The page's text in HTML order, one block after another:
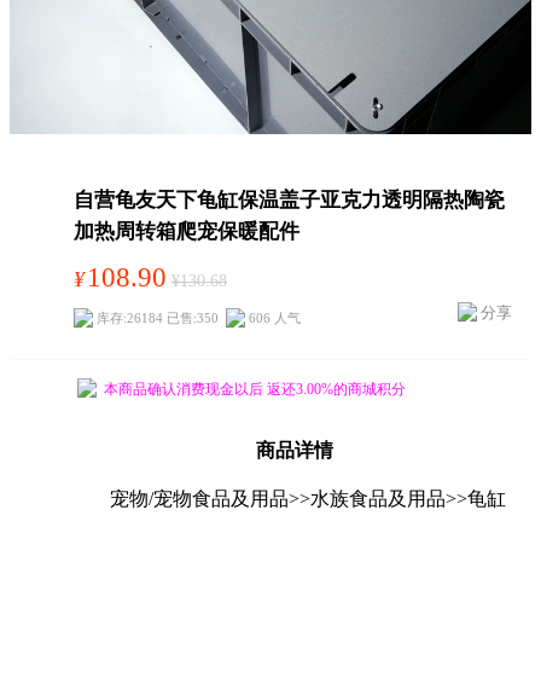
自营龟友天下龟缸保温盖子亚克力透明隔热陶瓷
加热周转箱爬宠保暖配件
分享
¥ 108.90 ¥130.68
库存:26184 已售:350 606 人气
本商品确认消费现金以后 返还3.00%的商城积分
商品详情
宠物/宠物食品及用品>>水族食品及用品>>龟缸